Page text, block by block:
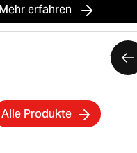
Mehr erfahren
Alle Produkte